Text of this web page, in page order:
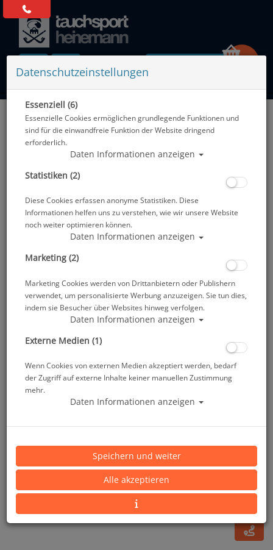
Alle Artikel zeigen aus: Unterwasserkamera
Sea & Sea - Accessory Shoe Ball Base Type II
Datenschutzeinstellungen
Essenziell (6)
Essenzielle Cookies ermöglichen grundlegende Funktionen und
sind für die einwandfreie Funktion der Website dringend
erforderlich.
Daten Informationen anzeigen
Statistiken (2)
Diese Cookies erfassen anonyme Statistiken. Diese
Informationen helfen uns zu verstehen, wie wir unsere Website
noch weiter optimieren können.
Daten Informationen anzeigen
Marketing (2)
Marketing Cookies werden von Drittanbietern oder Publishern
verwendet, um personalisierte Werbung anzuzeigen. Sie tun dies,
indem sie Besucher über Websites hinweg verfolgen.
Daten Informationen anzeigen
Externe Medien (1)
Wenn Cookies von externen Medien akzeptiert werden, bedarf
der Zugriff auf externe Inhalte keiner manuellen Zustimmung
mehr.
Daten Informationen anzeigen
Speichern und weiter
Alle akzeptieren